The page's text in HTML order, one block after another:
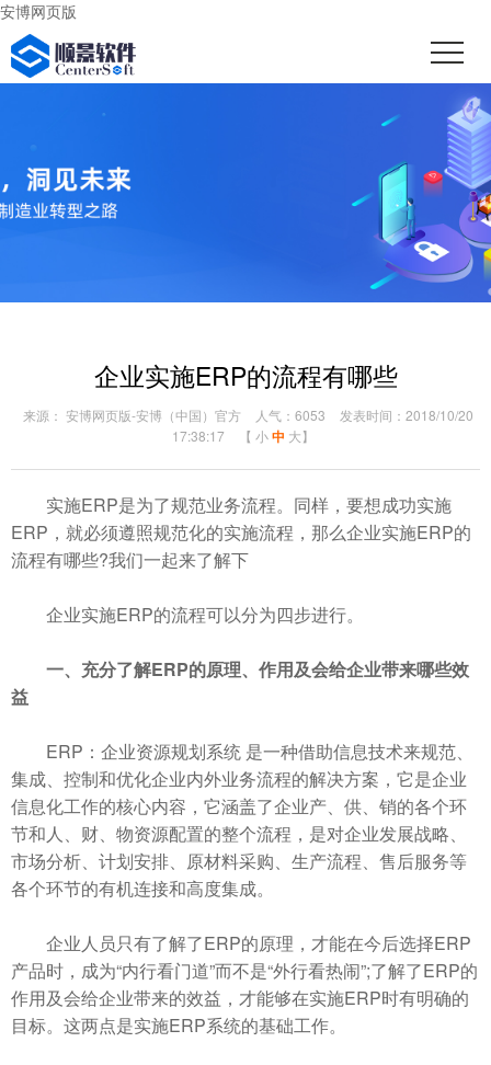
安博网页版
企业实施ERP的流程有哪些
来源： 安博网页版-安博（中国）官方 人气：6053
发表时间：2018/10/20
17:38:17
【 小 中 大】
实施ERP是为了规范业务流程。同样，要想成功实施
ERP，就必须遵照规范化的实施流程，那么企业实施ERP的
流程有哪些?我们一起来了解下
企业实施ERP的流程可以分为四步进行。
一、充分了解ERP的原理、作用及会给企业带来哪些效
益
ERP：企业资源规划系统 是一种借助信息技术来规范、
集成、控制和优化企业内外业务流程的解决方案，它是企业
信息化工作的核心内容，它涵盖了企业产、供、销的各个环
节和人、财、物资源配置的整个流程，是对企业发展战略、
市场分析、计划安排、原材料采购、生产流程、售后服务等
各个环节的有机连接和高度集成。
企业人员只有了解了ERP的原理，才能在今后选择ERP
产品时，成为“内行看门道”而不是“外行看热闹”;了解了ERP的
作用及会给企业带来的效益，才能够在实施ERP时有明确的
目标。这两点是实施ERP系统的基础工作。